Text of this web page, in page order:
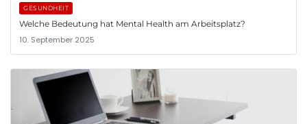
GESUNDHEIT
Welche Bedeutung hat Mental Health am Arbeitsplatz?
10. September 2025